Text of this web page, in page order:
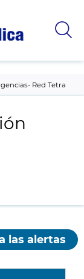
Red Tetra
las alertas